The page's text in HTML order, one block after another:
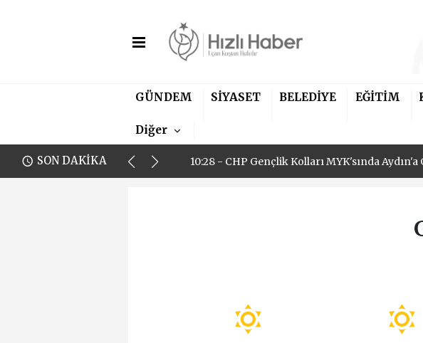
GÜNDEM SİYASET BELEDİYE EĞİTİM
Diğer
SON DAKİKA
10:28 - CHP Gençlik Kolları MYK'sında Aydın'a
10:28 - CHP Gençlik Kolları MYK'sında Aydın'a